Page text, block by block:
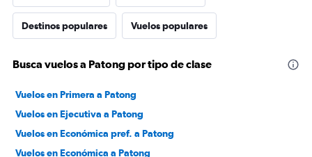
Destinos populares Vuelos populares
Busca vuelos a Patong por tipo de clase
Vuelos en Primera a Patong
Vuelos en Ejecutiva a Patong
Vuelos en Económica pref. a Patong
Vuelos en Económica a Patong